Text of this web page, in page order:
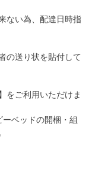
ない為、配達日時指
の送り状を貼付して
をご利用いただけま
ベッドの開梱・組